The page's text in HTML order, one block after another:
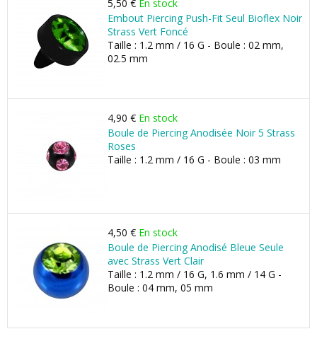
5,50 € En stock
Embout Piercing Push-Fit Seul Bioflex Noir
Strass Vert Foncé
Taille : 1.2 mm / 16 G - Boule : 02 mm,
02.5 mm
4,90 € En stock
Boule de Piercing Anodisée Noir 5 Strass
Roses
Taille : 1.2 mm / 16 G - Boule : 03 mm
4,50 € En stock
Boule de Piercing Anodisé Bleue Seule
avec Strass Vert Clair
Taille : 1.2 mm / 16 G, 1.6 mm / 14 G -
Boule : 04 mm, 05 mm